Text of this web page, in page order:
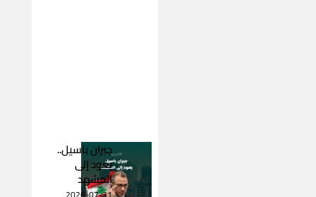
جبران باسيل..
يعود إلى
المشهد